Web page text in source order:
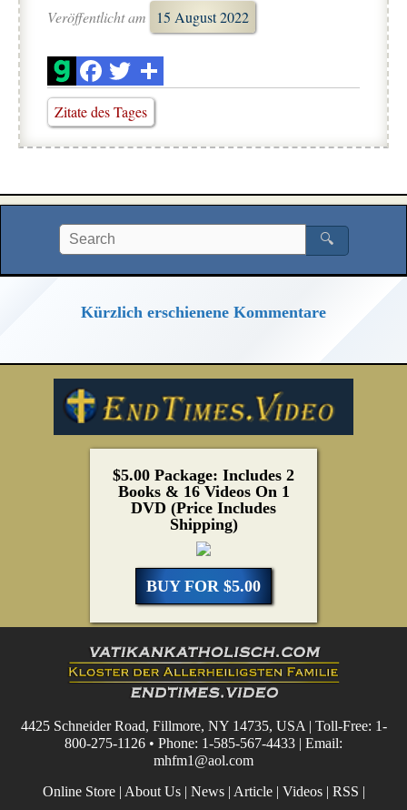
Veröffentlicht am 15 August 2022
Zitate des Tages
🔍
Kürzlich erschienene Kommentare
$5.00 Package: Includes 2
Books & 16 Videos On 1
DVD (Price Includes
Shipping)
BUY FOR $5.00
4425 Schneider Road, Fillmore, NY 14735, USA | Toll-Free: 1-
800-275-1126 • Phone: 1-585-567-4433 | Email:
mhfm1@aol.com
Online Store| About Us| News| Article| Videos| RSS |